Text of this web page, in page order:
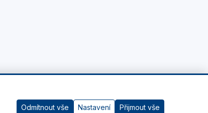
Odmítnout vše Nastavení Přijmout vše